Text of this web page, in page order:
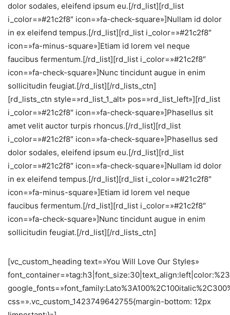
dolor sodales, eleifend ipsum eu.[/rd_list][rd_list
i_color=»#21c2f8″ icon=»fa-check-square»]Nullam id dolor
in ex eleifend tempus.[/rd_list][rd_list i_color=»#21c2f8″
icon=»fa-minus-square»]Etiam id lorem vel neque
faucibus fermentum.[/rd_list][rd_list i_color=»#21c2f8″
icon=»fa-check-square»]Nunc tincidunt augue in enim
sollicitudin feugiat.[/rd_list][/rd_lists_ctn]
[rd_lists_ctn style=»rd_list_1_alt» pos=»rd_list_left»][rd_list
i_color=»#21c2f8″ icon=»fa-check-square»]Phasellus sit
amet velit auctor turpis rhoncus.[/rd_list][rd_list
i_color=»#21c2f8″ icon=»fa-check-square»]Phasellus sed
dolor sodales, eleifend ipsum eu.[/rd_list][rd_list
i_color=»#21c2f8″ icon=»fa-check-square»]Nullam id dolor
in ex eleifend tempus.[/rd_list][rd_list i_color=»#21c2f8″
icon=»fa-minus-square»]Etiam id lorem vel neque
faucibus fermentum.[/rd_list][rd_list i_color=»#21c2f8″
icon=»fa-check-square»]Nunc tincidunt augue in enim
sollicitudin feugiat.[/rd_list][/rd_lists_ctn]
[vc_custom_heading text=»You Will Love Our Styles»
css=».vc_custom_1423749642755{margin-bottom: 12px